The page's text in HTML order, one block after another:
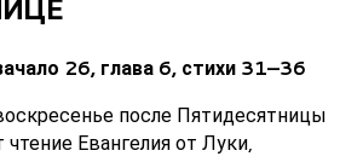
26, глава 6, стихи 31–36
после Пятидесятницы
Евангелия от Луки,